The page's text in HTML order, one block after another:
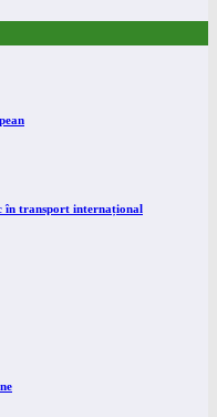
în transport internațional